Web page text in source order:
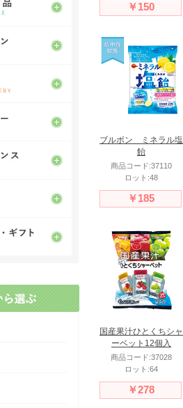
￥150
ブルボン ミネラル塩
飴
商品コード:37110
ロット:48
￥185
国産果汁ひとくちシャ
ーベット12個入
商品コード:37028
ロット:64
￥278